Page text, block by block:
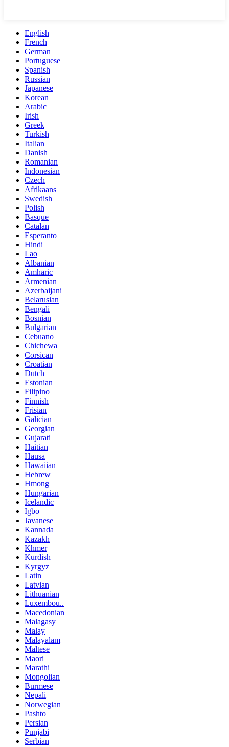
English
French
German
Portuguese
Spanish
Russian
Japanese
Korean
Arabic
Irish
Greek
Turkish
Italian
Danish
Romanian
Indonesian
Czech
Afrikaans
Swedish
Polish
Basque
Catalan
Esperanto
Hindi
Lao
Albanian
Amharic
Armenian
Azerbaijani
Belarusian
Bengali
Bosnian
Bulgarian
Cebuano
Chichewa
Corsican
Croatian
Dutch
Estonian
Filipino
Finnish
Frisian
Galician
Georgian
Gujarati
Haitian
Hausa
Hawaiian
Hebrew
Hmong
Hungarian
Icelandic
Igbo
Javanese
Kannada
Kazakh
Khmer
Kurdish
Kyrgyz
Latin
Latvian
Lithuanian
Luxembou..
Macedonian
Malagasy
Malay
Malayalam
Maltese
Maori
Marathi
Mongolian
Burmese
Nepali
Norwegian
Pashto
Persian
Punjabi
Serbian